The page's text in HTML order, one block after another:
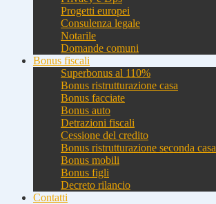
Progetti europei
Consulenza legale
Notarile
Domande comuni
Bonus fiscali
Superbonus al 110%
Bonus ristrutturazione casa
Bonus facciate
Bonus auto
Detrazioni fiscali
Cessione del credito
Bonus ristrutturazione seconda casa
Bonus mobili
Bonus figli
Decreto rilancio
Contatti